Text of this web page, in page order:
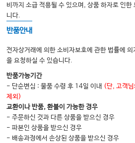
비까지 소급 적용될 수 있으며, 상품 하자로 인
니다.
반품안내
전자상거래에 의한 소비자보호에 관한 법률에
을 요청하실 수 있습니다.
반품가능기간
- 단순변심 : 물품 수령 후 14일 이내 (단, 고객
제외)
교환이나 반품, 환불이 가능한 경우
- 주문하신 것과 다른 상품을 받으신 경우
- 파본인 상품을 받으신 경우
- 배송과정에서 손상된 상품을 받으신 경우